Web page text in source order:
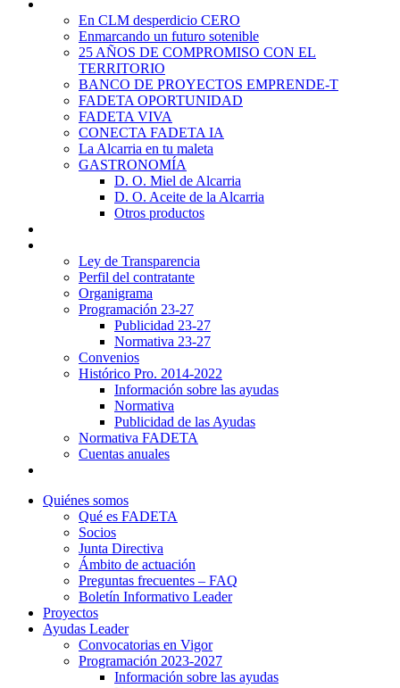
En CLM desperdicio CERO
Enmarcando un futuro sotenible
25 AÑOS DE COMPROMISO CON EL
TERRITORIO
BANCO DE PROYECTOS EMPRENDE-T
FADETA OPORTUNIDAD
FADETA VIVA
CONECTA FADETA IA
La Alcarria en tu maleta
GASTRONOMÍA
D. O. Miel de Alcarria
D. O. Aceite de la Alcarria
Otros productos
Ley de Transparencia
Perfil del contratante
Organigrama
Programación 23-27
Publicidad 23-27
Normativa 23-27
Convenios
Histórico Pro. 2014-2022
Información sobre las ayudas
Normativa
Publicidad de las Ayudas
Normativa FADETA
Cuentas anuales
Quiénes somos
Qué es FADETA
Socios
Junta Directiva
Ámbito de actuación
Preguntas frecuentes – FAQ
Boletín Informativo Leader
Proyectos
Ayudas Leader
Convocatorias en Vigor
Programación 2023-2027
Información sobre las ayudas